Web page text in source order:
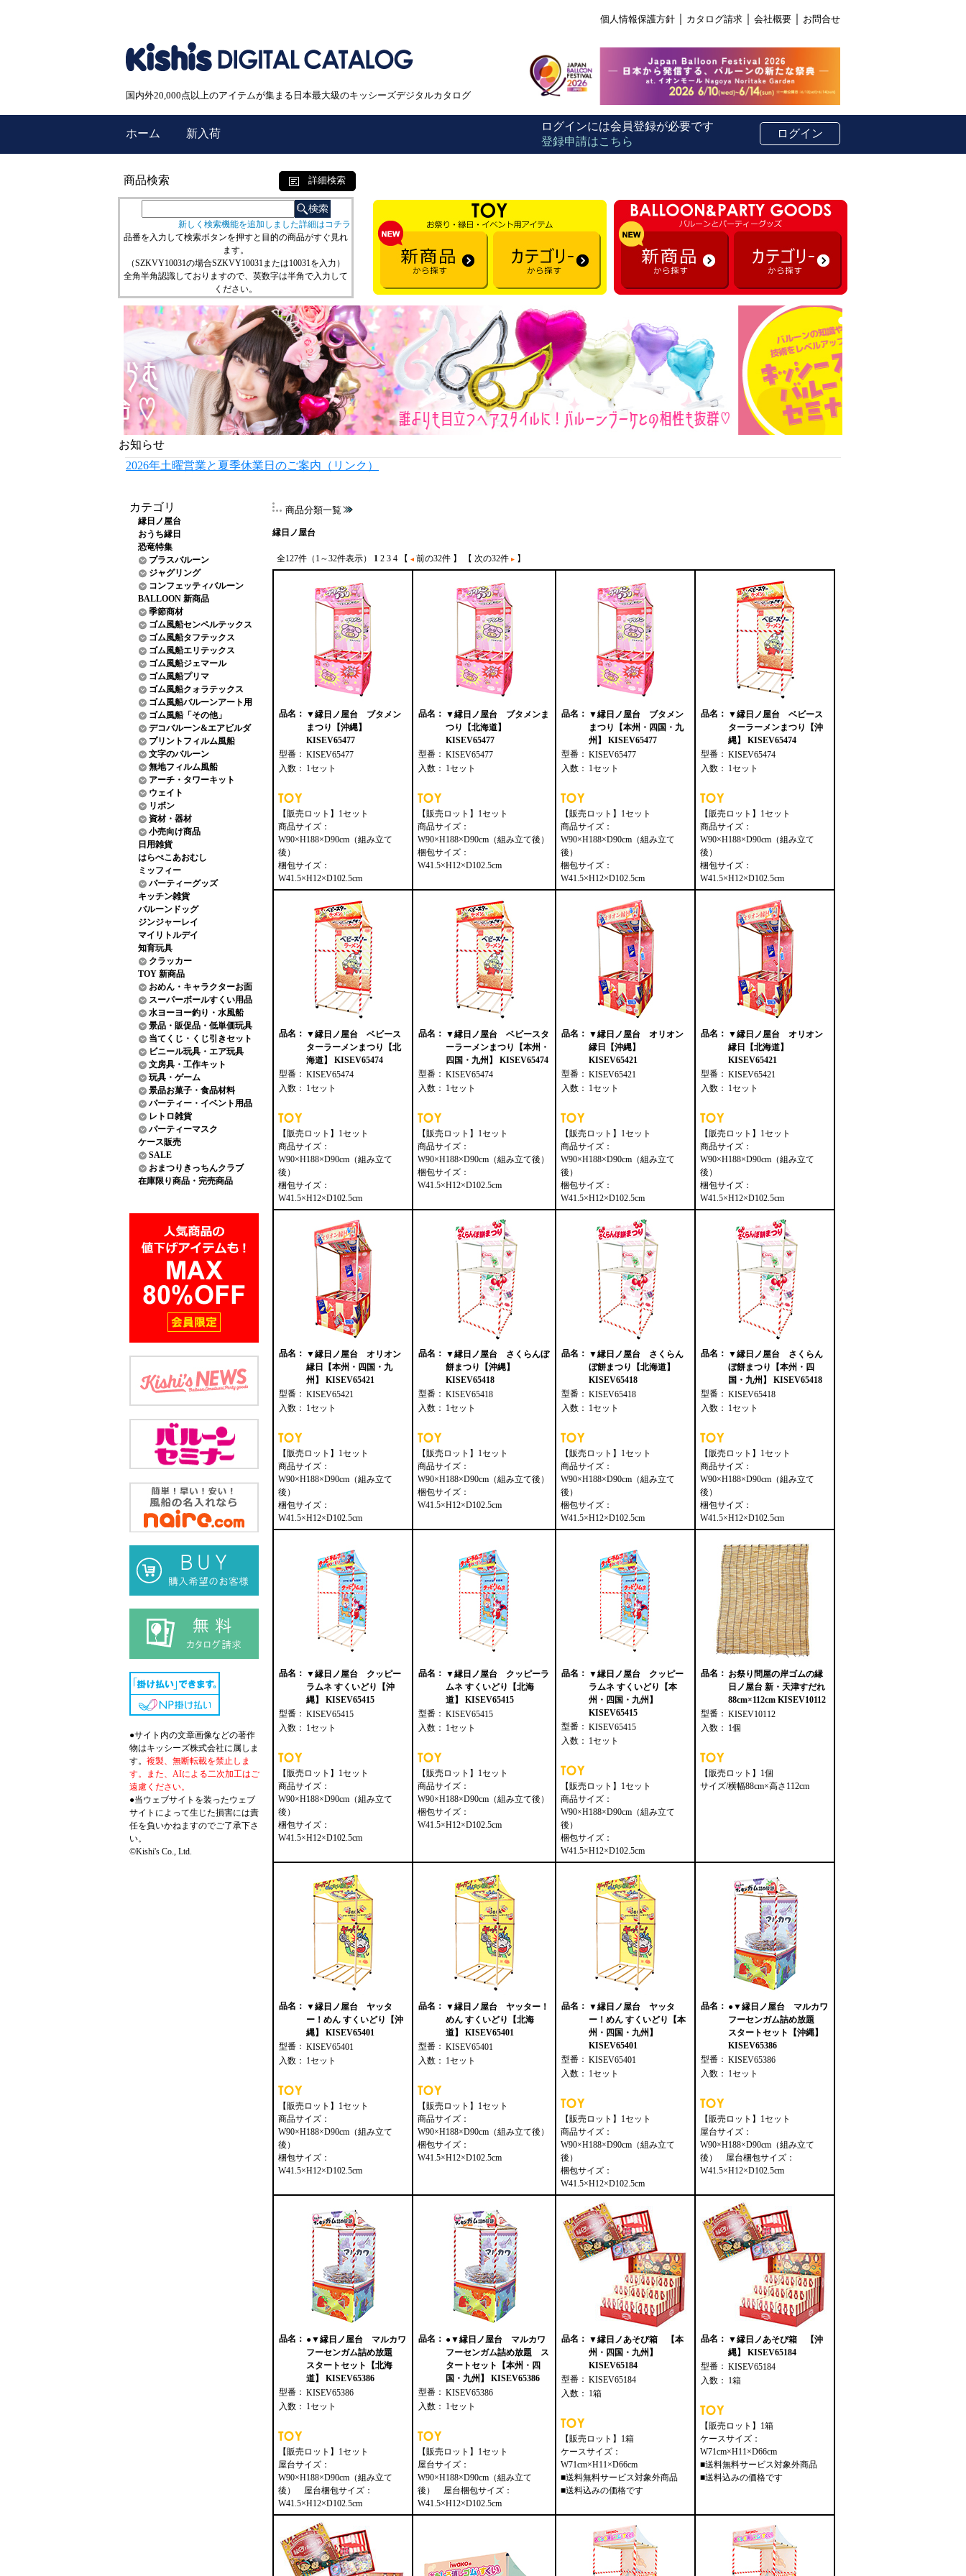
個人情報保護方針 カタログ請求 会社概要 お問合せ
国内外20,000点以上のアイテムが集まる日本最大級のキッシーズデジタルカタログ
ホーム 新入荷
ログインには会員登録が必要です
登録申請はこちら
ログイン
商品検索 詳細検索
新しく検索機能を追加しました詳細はコチラ
品番を入力して検索ボタンを押すと目的の商品がすぐ見れ
ます。
（SZKVY10031の場合SZKVY10031または10031を入力）
全角半角認識しておりますので、英数字は半角で入力して
ください。
お知らせ
2026年土曜営業と夏季休業日のご案内（リンク）
カテゴリ
縁日ノ屋台
おうち縁日
恐竜特集
プラスバルーン
ジャグリング
コンフェッティバルーン
BALLOON 新商品
季節商材
ゴム風船センペルテックス
ゴム風船タフテックス
ゴム風船エリテックス
ゴム風船ジェマール
ゴム風船プリマ
ゴム風船クォラテックス
ゴム風船バルーンアート用
ゴム風船「その他」
デコバルーン&エアビルダ
プリントフィルム風船
文字のバルーン
無地フィルム風船
アーチ・タワーキット
ウェイト
リボン
資材・器材
小売向け商品
日用雑貨
はらぺこあおむし
ミッフィー
パーティーグッズ
キッチン雑貨
バルーンドッグ
ジンジャーレイ
マイリトルデイ
知育玩具
クラッカー
TOY 新商品
おめん・キャラクターお面
スーパーボールすくい用品
水ヨーヨー釣り・水風船
景品・販促品・低単価玩具
当てくじ・くじ引きセット
ビニール玩具・エア玩具
文房具・工作キット
玩具・ゲーム
景品お菓子・食品材料
パーティー・イベント用品
レトロ雑貨
パーティーマスク
ケース販売
SALE
おまつりきっちんクラブ
在庫限り商品・完売商品
●サイト内の文章画像などの著作
物はキッシーズ株式会社に属しま
す。 複製、無断転載を禁止しま
す。また、AIによる二次加工はご
遠慮ください。
●当ウェブサイトを装ったウェブ
サイトによって生じた損害には責
任を負いかねますのでご了承下さ
い。
©Kishi's Co., Ltd.
商品分類一覧
縁日ノ屋台
全127件（1～32件表示） 1 2 3 4 【 前の32件 】 【 次の32件 】
品名： ▼縁日ノ屋台 ブタメン
まつり【沖縄】
KISEV65477
型番： KISEV65477
入数： 1セット
【販売ロット】1セット
商品サイズ：
W90×H188×D90cm（組み立て
後）
梱包サイズ：
W41.5×H12×D102.5cm
品名： ▼縁日ノ屋台 ブタメンま
つり【北海道】
KISEV65477
型番： KISEV65477
入数： 1セット
【販売ロット】1セット
商品サイズ：
W90×H188×D90cm（組み立て後）
梱包サイズ：
W41.5×H12×D102.5cm
品名： ▼縁日ノ屋台 ブタメン
まつり【本州・四国・九
州】 KISEV65477
型番： KISEV65477
入数： 1セット
【販売ロット】1セット
商品サイズ：
W90×H188×D90cm（組み立て
後）
梱包サイズ：
W41.5×H12×D102.5cm
品名： ▼縁日ノ屋台 ベビース
ターラーメンまつり【沖
縄】 KISEV65474
型番： KISEV65474
入数： 1セット
【販売ロット】1セット
商品サイズ：
W90×H188×D90cm（組み立て
後）
梱包サイズ：
W41.5×H12×D102.5cm
品名： ▼縁日ノ屋台 ベビース
ターラーメンまつり【北
海道】 KISEV65474
型番： KISEV65474
入数： 1セット
【販売ロット】1セット
商品サイズ：
W90×H188×D90cm（組み立て
後）
梱包サイズ：
W41.5×H12×D102.5cm
品名： ▼縁日ノ屋台 ベビースタ
ーラーメンまつり【本州・
四国・九州】 KISEV65474
型番： KISEV65474
入数： 1セット
【販売ロット】1セット
商品サイズ：
W90×H188×D90cm（組み立て後）
梱包サイズ：
W41.5×H12×D102.5cm
品名： ▼縁日ノ屋台 オリオン
縁日【沖縄】
KISEV65421
型番： KISEV65421
入数： 1セット
【販売ロット】1セット
商品サイズ：
W90×H188×D90cm（組み立て
後）
梱包サイズ：
W41.5×H12×D102.5cm
品名： ▼縁日ノ屋台 オリオン
縁日【北海道】
KISEV65421
型番： KISEV65421
入数： 1セット
【販売ロット】1セット
商品サイズ：
W90×H188×D90cm（組み立て
後）
梱包サイズ：
W41.5×H12×D102.5cm
品名： ▼縁日ノ屋台 オリオン
縁日【本州・四国・九
州】 KISEV65421
型番： KISEV65421
入数： 1セット
【販売ロット】1セット
商品サイズ：
W90×H188×D90cm（組み立て
後）
梱包サイズ：
W41.5×H12×D102.5cm
品名： ▼縁日ノ屋台 さくらんぼ
餅まつり【沖縄】
KISEV65418
型番： KISEV65418
入数： 1セット
【販売ロット】1セット
商品サイズ：
W90×H188×D90cm（組み立て後）
梱包サイズ：
W41.5×H12×D102.5cm
品名： ▼縁日ノ屋台 さくらん
ぼ餅まつり【北海道】
KISEV65418
型番： KISEV65418
入数： 1セット
【販売ロット】1セット
商品サイズ：
W90×H188×D90cm（組み立て
後）
梱包サイズ：
W41.5×H12×D102.5cm
品名： ▼縁日ノ屋台 さくらん
ぼ餅まつり【本州・四
国・九州】 KISEV65418
型番： KISEV65418
入数： 1セット
【販売ロット】1セット
商品サイズ：
W90×H188×D90cm（組み立て
後）
梱包サイズ：
W41.5×H12×D102.5cm
品名： ▼縁日ノ屋台 クッピー
ラムネ すくいどり【沖
縄】 KISEV65415
型番： KISEV65415
入数： 1セット
【販売ロット】1セット
商品サイズ：
W90×H188×D90cm（組み立て
後）
梱包サイズ：
W41.5×H12×D102.5cm
品名： ▼縁日ノ屋台 クッピーラ
ムネ すくいどり【北海
道】 KISEV65415
型番： KISEV65415
入数： 1セット
【販売ロット】1セット
商品サイズ：
W90×H188×D90cm（組み立て後）
梱包サイズ：
W41.5×H12×D102.5cm
品名： ▼縁日ノ屋台 クッピー
ラムネ すくいどり【本
州・四国・九州】
KISEV65415
型番： KISEV65415
入数： 1セット
【販売ロット】1セット
商品サイズ：
W90×H188×D90cm（組み立て
後）
梱包サイズ：
W41.5×H12×D102.5cm
品名： お祭り問屋の岸ゴムの縁
日ノ屋台 新・天津すだれ
88cm×112cm KISEV10112
型番： KISEV10112
入数： 1個
【販売ロット】1個
サイズ/横幅88cm×高さ112cm
品名： ▼縁日ノ屋台 ヤッタ
ー！めん すくいどり【沖
縄】 KISEV65401
型番： KISEV65401
入数： 1セット
【販売ロット】1セット
商品サイズ：
W90×H188×D90cm（組み立て
後）
梱包サイズ：
W41.5×H12×D102.5cm
品名： ▼縁日ノ屋台 ヤッター！
めん すくいどり【北海
道】 KISEV65401
型番： KISEV65401
入数： 1セット
【販売ロット】1セット
商品サイズ：
W90×H188×D90cm（組み立て後）
梱包サイズ：
W41.5×H12×D102.5cm
品名： ▼縁日ノ屋台 ヤッタ
ー！めん すくいどり【本
州・四国・九州】
KISEV65401
型番： KISEV65401
入数： 1セット
【販売ロット】1セット
商品サイズ：
W90×H188×D90cm（組み立て
後）
梱包サイズ：
W41.5×H12×D102.5cm
品名： ●▼縁日ノ屋台 マルカワ
フーセンガム詰め放題
スタートセット【沖縄】
KISEV65386
型番： KISEV65386
入数： 1セット
【販売ロット】1セット
屋台サイズ：
W90×H188×D90cm（組み立て
後） 屋台梱包サイズ：
W41.5×H12×D102.5cm
品名： ●▼縁日ノ屋台 マルカワ
フーセンガム詰め放題
スタートセット【北海
道】 KISEV65386
型番： KISEV65386
入数： 1セット
【販売ロット】1セット
屋台サイズ：
W90×H188×D90cm（組み立て
後） 屋台梱包サイズ：
W41.5×H12×D102.5cm
品名： ●▼縁日ノ屋台 マルカワ
フーセンガム詰め放題 ス
タートセット【本州・四
国・九州】 KISEV65386
型番： KISEV65386
入数： 1セット
【販売ロット】1セット
屋台サイズ：
W90×H188×D90cm（組み立て
後） 屋台梱包サイズ：
W41.5×H12×D102.5cm
品名： ▼縁日ノあそび箱 【本
州・四国・九州】
KISEV65184
型番： KISEV65184
入数： 1箱
【販売ロット】1箱
ケースサイズ：
W71cm×H11×D66cm
■送料無料サービス対象外商品
■送料込みの価格です
品名： ▼縁日ノあそび箱 【沖
縄】 KISEV65184
型番： KISEV65184
入数： 1箱
【販売ロット】1箱
ケースサイズ：
W71cm×H11×D66cm
■送料無料サービス対象外商品
■送料込みの価格です